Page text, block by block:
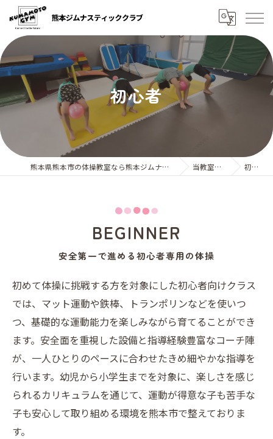
初心者
熊本県熊本市の体操教室なら熊本ジムナスティッククラブ 当教室の特徴 初心者
安全第一で進める初心者専用の体操
BEGINNER
初めて体操に挑戦する方を対象にした初心者向けクラス
では、マット運動や鉄棒、トランポリンなどを使いつ
つ、基礎的な運動能力を楽しみながら育てることができ
ます。安全面を重視した設備と指導経験豊富なコーチ陣
が、一人ひとりのペースに合わせたきめ細やかな指導を
行います。幼児から小学生までを対象に、楽しさを感じ
られるカリキュラムを通じて、運動が得意な子も苦手な
子も安心して取り組める環境を熊本市で整えておりま
す。